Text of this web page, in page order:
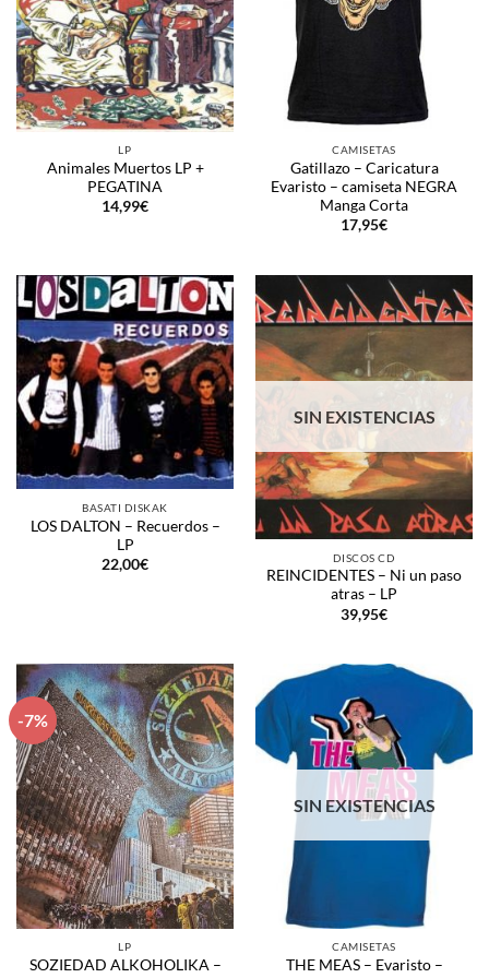
LP
Animales Muertos LP +
PEGATINA
14,99€
CAMISETAS
Gatillazo – Caricatura
Evaristo – camiseta NEGRA
Manga Corta
17,95€
BASATI DISKAK
LOS DALTON – Recuerdos –
LP
22,00€
SIN EXISTENCIAS
DISCOS CD
REINCIDENTES – Ni un paso
atras – LP
39,95€
-7%
LP
SOZIEDAD ALKOHOLIKA –
SIN EXISTENCIAS
CAMISETAS
THE MEAS – Evaristo –